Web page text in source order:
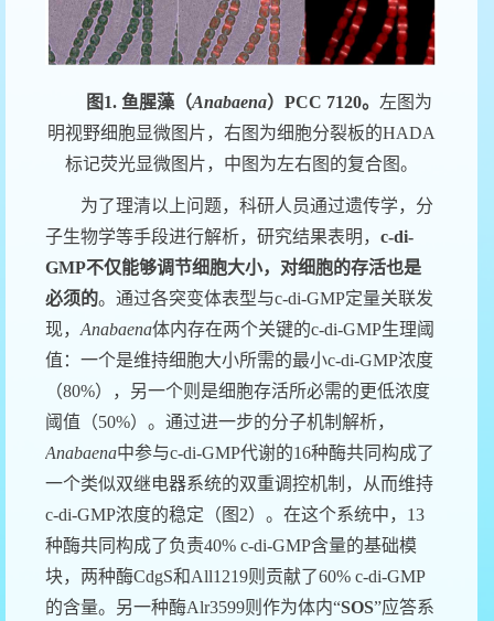
图1. 鱼腥藻（Anabaena） PCC 7120。 左图为
明视野细胞显微图片，右图为细胞分裂板的HADA
标记荧光显微图片，中图为左右图的复合图。
为了理清以上问题， 科研人员通过遗传学， 分
子生物学等手段进行解析， 研究结果表明， c-di-
GMP不仅能够调节细胞大小，对细胞的存活也是
必须的。 通过各突变体表型与c-di-GMP定量关联发
现， Anabaena体内存在两个关键的c-di-GMP生理阈
值：一个是维持细胞大小所需的最小c-di-GMP浓度
（80%）
，另一个则是细胞存活所必需的更低浓度
阈值 （50%） 。通过进一步的分子机制解析，
Anabaena中参与c-di-GMP代谢的16种酶共同构成了
一个类似双继电器系统的双重调控机制，从而维持
c-di-GMP浓度的稳定 （图 2） 。在这个系统中， 13
种酶共同构成了负责40% c-di-GMP含量的基础模
块，两种酶CdgS和All1219则贡献了60% c-di-GMP
的含量。 另一种酶Alr3599则作为体内“SOS”应答系